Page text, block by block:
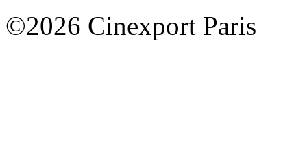
©2026 Cinexport Paris